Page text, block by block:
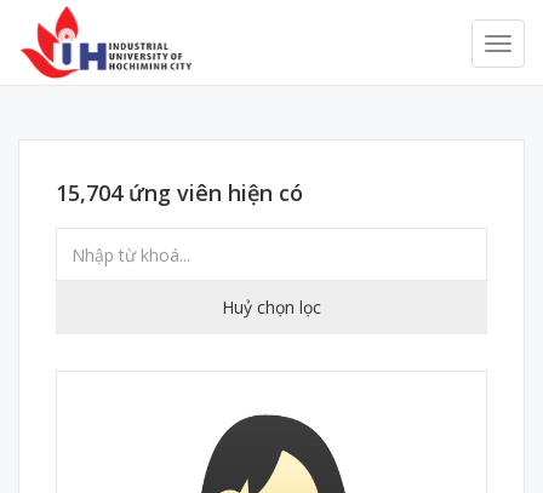
15,704ứng viên hiện có
Huỷ chọn lọc